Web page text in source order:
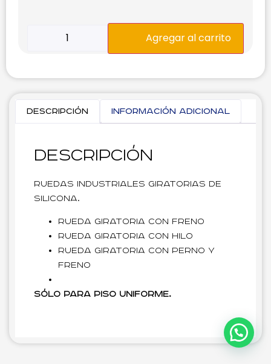
Agregar al carrito
Descripción Información adicional
Descripción
Ruedas industriales giratorias de
silicona.
Rueda giratoria con freno
Rueda giratoria con hilo
Rueda giratoria con perno y
freno
Sólo para piso uniforme.